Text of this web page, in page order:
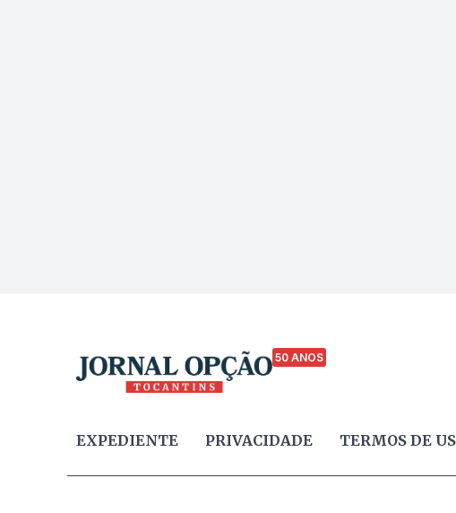
50 ANOS
EXPEDIENTE PRIVACIDADE TERMOS DE